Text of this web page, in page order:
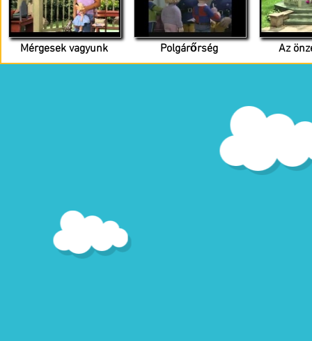
Mérgesek vagyunk Polgárőrség Az